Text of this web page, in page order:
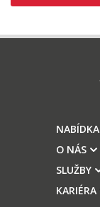
NABÍDKA
O NÁS
SLUŽBY
KARIÉRA